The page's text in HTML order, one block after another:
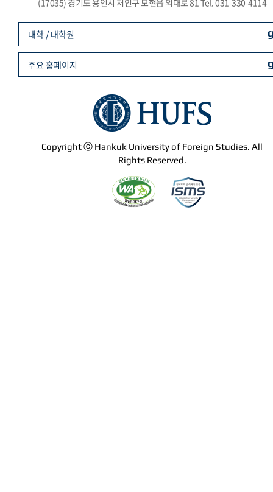
(17035) 경기도 용인시 처인구 모현읍 외대로 81 Tel. 031-330-4114
Copyright ⓒ Hankuk University of Foreign Studies. All
Rights Reserved.
대학 / 대학원
주요 홈페이지